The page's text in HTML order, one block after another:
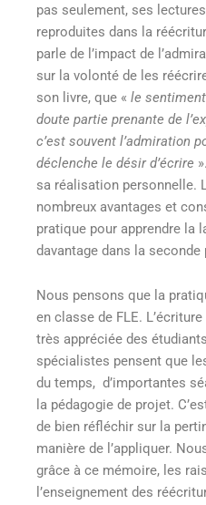
pas seulement, ses
reproduites dans la
parle de l’impact de
sur la volonté de les
son livre, que « le
doute partie prenante de
c’est souvent l’admiration
déclenche le désir d’écrire
sa réalisation personnelle.
nombreux avantages et
pratique pour apprendre la
davantage dans la
Nous pensons que la
en classe de FLE.
très appréciée des
spécialistes pensent que
du temps, d’importantes
la pédagogie de projet.
de bien réfléchir sur la
manière de l’appliquer.
grâce à ce mémoire, les
l’enseignement des